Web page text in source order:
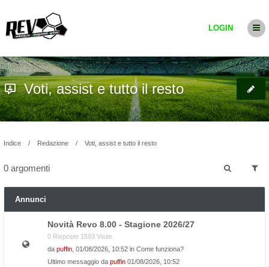
LOGIN
Voti, assist e tutto il resto
Indice Redazione Voti, assist e tutto il resto
0 argomenti
Annunci
Novità Revo 8.00 - Stagione 2026/27
0 Risposte 1593 Visite
da puffin , 01/08/2026, 10:52 in Come funziona?
Ultimo messaggio da puffin 01/08/2026, 10:52